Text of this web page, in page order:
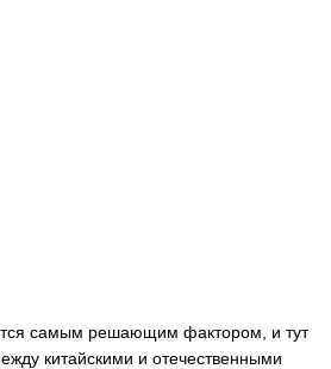
самым решающим фактором, и тут
китайскими и отечественными